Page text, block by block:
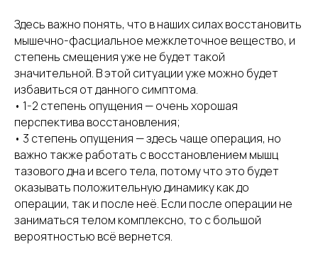
Здесь важно понять, что в наших силах восстановить
мышечно-фасциальное межклеточное вещество, и
степень смещения уже не будет такой
значительной. В этой ситуации уже можно будет
избавиться от данного симптома.
• 1-2 степень опущения — очень хорошая
перспектива восстановления;
• 3 степень опущения — здесь чаще операция, но
важно также работать с восстановлением мышц
тазового дна и всего тела, потому что это будет
оказывать положительную динамику как до
операции, так и после неё. Если после операции не
заниматься телом комплексно, то с большой
вероятностью всё вернется.